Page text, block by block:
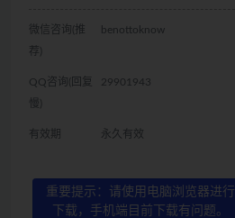
微信咨询(推
荐)
benottoknow
QQ咨询(回复
慢)
29901943
有效期 永久有效
重要提示：请使用电脑浏览器进行
下载，手机端目前下载有问题。